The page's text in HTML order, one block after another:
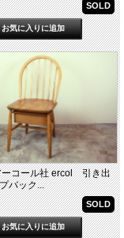
SOLD
ーコール社 ercol 引き出
バック...
SOLD